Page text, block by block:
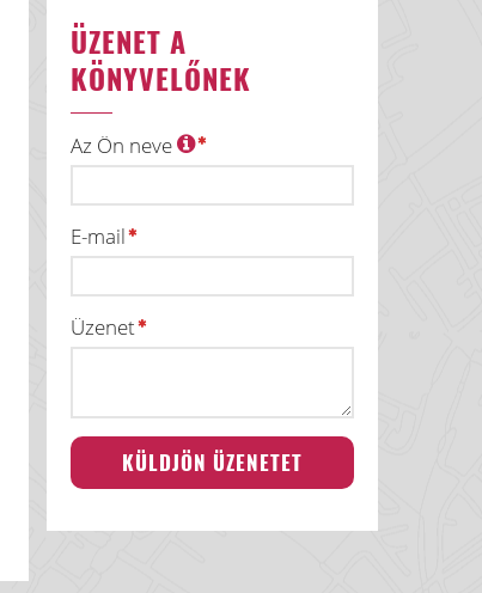
ÜZENET A
KÖNYVELŐNEK
Az Ön neve
E-mail
Üzenet